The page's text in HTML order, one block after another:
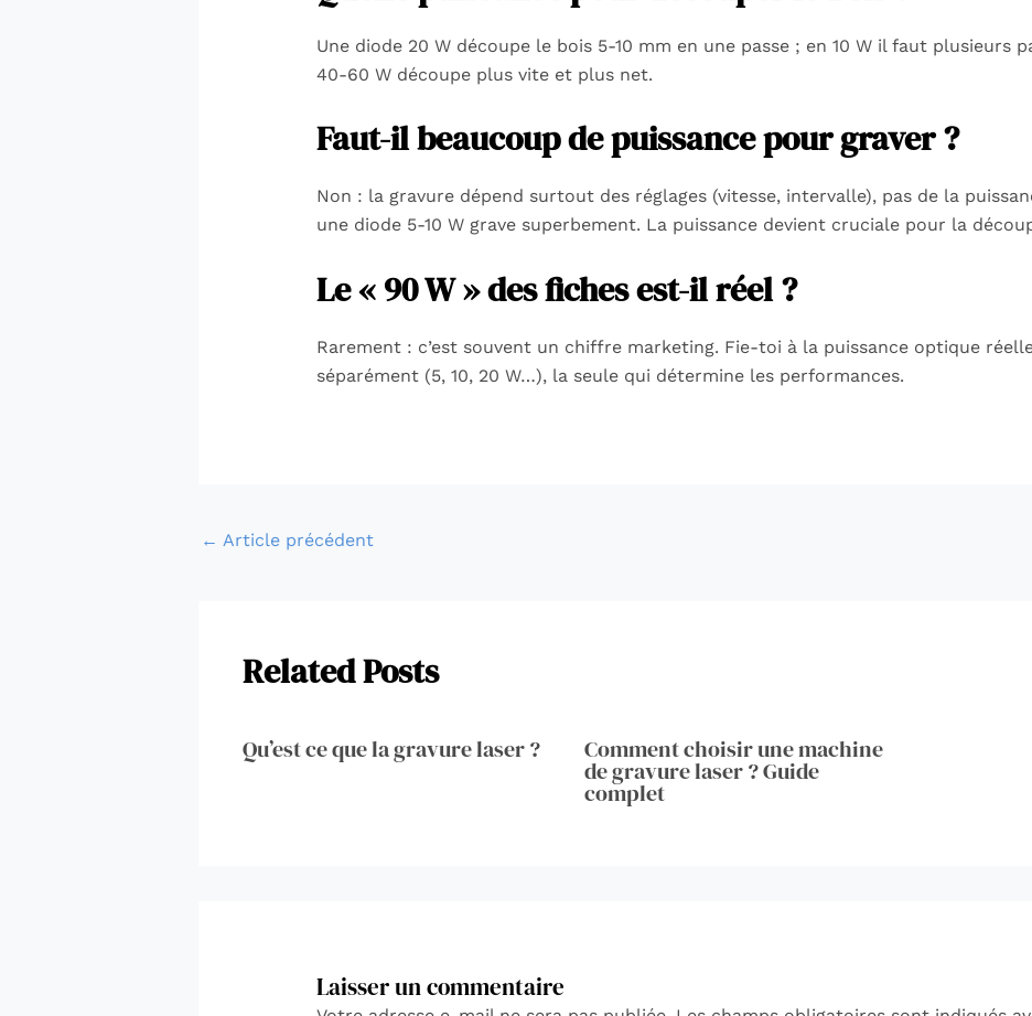
Une diode 20 W découpe le bois 5-10 mm en une passe ; en 10 W il faut plusieurs
40-60 W découpe plus vite et plus net.
Faut-il beaucoup de puissance pour graver ?
Non : la gravure dépend surtout des réglages (vitesse, intervalle), pas de la
une diode 5-10 W grave superbement. La puissance devient cruciale pour la
Le « 90 W » des fiches est-il réel ?
Rarement : c’est souvent un chiffre marketing. Fie-toi à la puissance optique
séparément (5, 10, 20 W…), la seule qui détermine les performances.
← Article précédent
Related Posts
Qu’est ce que la gravure laser ? Comment choisir une machine
de gravure laser ? Guide
complet
Laisser un commentaire